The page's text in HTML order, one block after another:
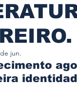
- Cargos
jun.